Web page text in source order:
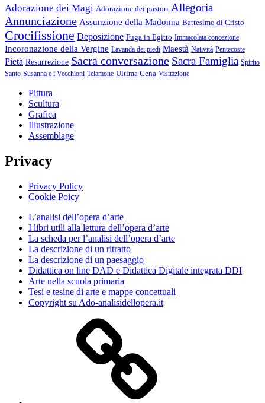
Adorazione dei Magi Adorazione dei pastori Allegoria
Annunciazione Assunzione della Madonna Battesimo di Cristo
Crocifissione Deposizione Fuga in Egitto Immacolata concezione
Incoronazione della Vergine Lavanda dei piedi Maestà Natività Pentecoste
Pietà Resurrezione Sacra conversazione Sacra Famiglia Spirito
Santo Susanna e i Vecchioni Telamone Ultima Cena Visitazione
Pittura
Scultura
Grafica
Illustrazione
Assemblage
Privacy
Privacy Policy
Cookie Poicy
L’analisi dell’opera d’arte
I libri utili alla lettura dell’opera d’arte
La scheda per l’analisi dell’opera d’arte
La descrizione di un ritratto
La descrizione di un paesaggio
Didattica on line DAD e Didattica Digitale integrata DDI
Arte nella scuola primaria
Tesi e tesine di arte e mappe concettuali
Copyright su Ado-analisidellopera.it